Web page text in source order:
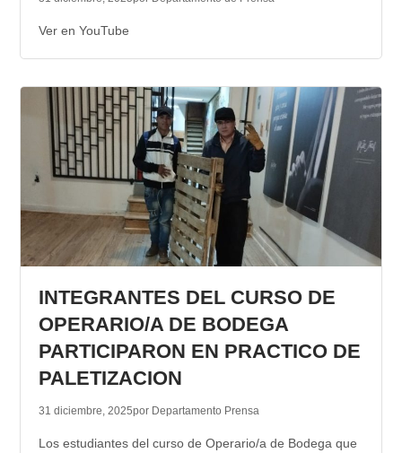
Ver en YouTube
INTEGRANTES DEL CURSO DE
OPERARIO/A DE BODEGA
PARTICIPARON EN PRACTICO DE
PALETIZACION
31 diciembre, 2025por Departamento Prensa
Los estudiantes del curso de Operario/a de Bodega que